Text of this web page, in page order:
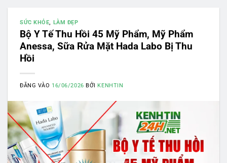
SỨC KHỎE, LÀM ĐẸP
Bộ Y Tế Thu Hồi 45 Mỹ Phẩm, Mỹ Phẩm
Anessa, Sữa Rửa Mặt Hada Labo Bị Thu
Hồi
ĐĂNG VÀO 16/06/2026 BỞI KENHTIN